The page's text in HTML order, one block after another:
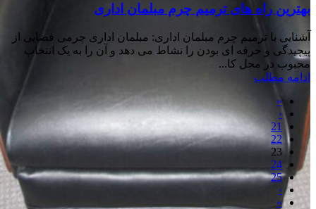
بهترین راه های ترمیم چرم مبلمان اداری
آشنایی با ترمیم چرم مبلمان اداری: مبلمان اداری چرمی فضایی از
پیچیدگی و حرفه ای بودن را نشاط می دهد و آن را به یک انتخاب
محبوب در محل کا...
ادامه مطلب
«
‹
21
22
23
24
25
›
»